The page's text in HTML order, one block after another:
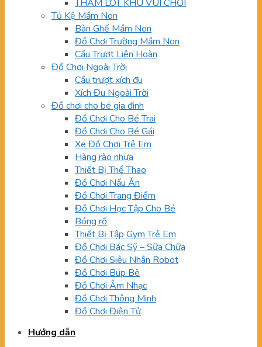
THẢM LÓT KHU VUI CHƠI
Tủ Kệ Mầm Non
Bàn Ghế Mầm Non
Đồ Chơi Trường Mầm Non
Cầu Trượt Liên Hoàn
Đồ Chơi Ngoài Trời
Cầu trượt xích đu
Xích Đu Ngoài Trời
Đồ chơi cho bé gia đình
Đồ Chơi Cho Bé Trai
Đồ Chơi Cho Bé Gái
Xe Đồ Chơi Trẻ Em
Hàng rào nhựa
Thiết Bị Thể Thao
Đồ Chơi Nấu Ăn
Đồ Chơi Trang Điểm
Đồ Chơi Học Tập Cho Bé
Bóng rổ
Thiết Bị Tập Gym Trẻ Em
Đồ Chơi Bác Sỹ – Sữa Chữa
Đồ Chơi Siêu Nhân Robot
Đồ Chơi Búp Bê
Đồ Chơi Âm Nhạc
Đồ Chơi Thông Minh
Đồ Chơi Điện Tử
Hướng dẫn